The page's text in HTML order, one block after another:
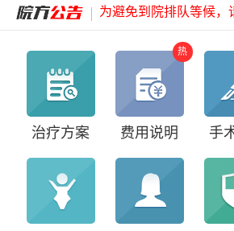
为避免到院排队等候，
治疗方案
热
费用说明 手